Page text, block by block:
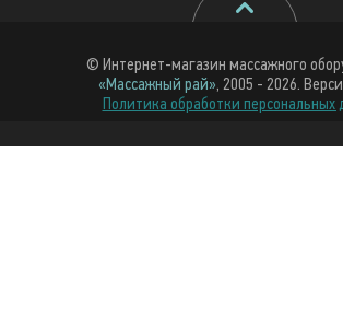
© Интернет-магазин массажного
«Массажный рай», 2005 - 2026.
Политика обработки персональных